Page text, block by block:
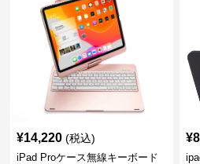
¥14,220 (税込)
iPad Proケース無線キーボード
¥